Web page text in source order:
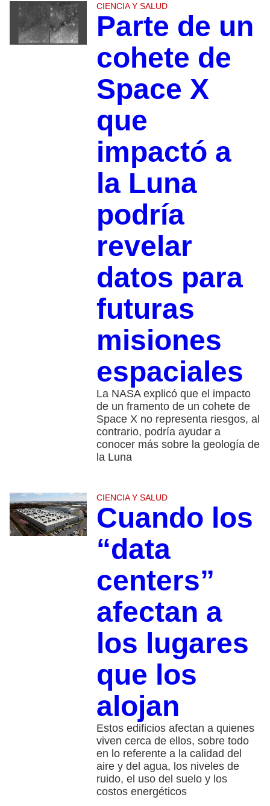
CIENCIA Y SALUD
Parte de un
cohete de
Space X
que
impactó a
la Luna
podría
revelar
datos para
futuras
misiones
espaciales
La NASA explicó que el impacto
de un framento de un cohete de
Space X no representa riesgos, al
contrario, podría ayudar a
conocer más sobre la geología de
la Luna
CIENCIA Y SALUD
Cuando los
“data
centers”
afectan a
los lugares
que los
alojan
Estos edificios afectan a quienes
viven cerca de ellos, sobre todo
en lo referente a la calidad del
aire y del agua, los niveles de
ruido, el uso del suelo y los
costos energéticos